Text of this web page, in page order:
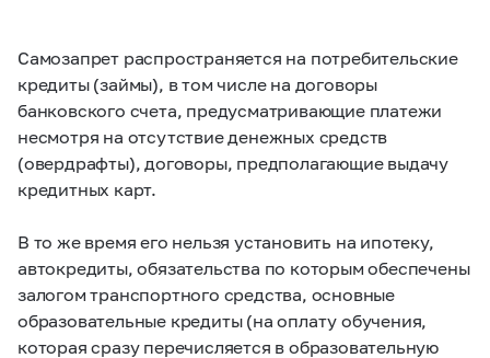
Самозапрет распространяется на потребительские
кредиты (займы), в том числе на договоры
банковского счета, предусматривающие платежи
несмотря на отсутствие денежных средств
(овердрафты), договоры, предполагающие выдачу
кредитных карт.
В то же время его нельзя установить на ипотеку,
автокредиты, обязательства по которым обеспечены
залогом транспортного средства, основные
образовательные кредиты (на оплату обучения,
которая сразу перечисляется в образовательную